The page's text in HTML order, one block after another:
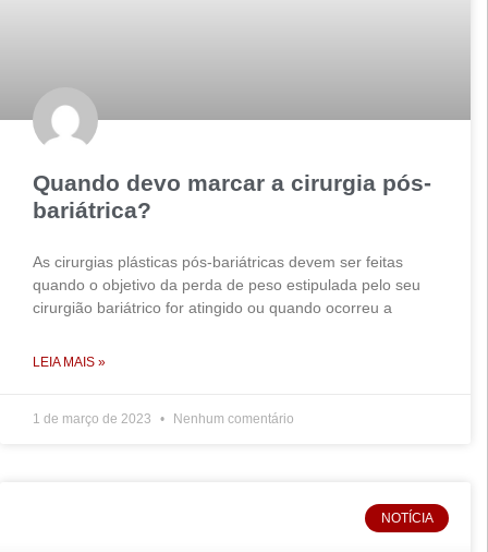
Quando devo marcar a cirurgia pós-
bariátrica?
As cirurgias plásticas pós-bariátricas devem ser feitas
quando o objetivo da perda de peso estipulada pelo seu
cirurgião bariátrico for atingido ou quando ocorreu a
LEIA MAIS »
1 de março de 2023 Nenhum comentário
NOTÍCIA